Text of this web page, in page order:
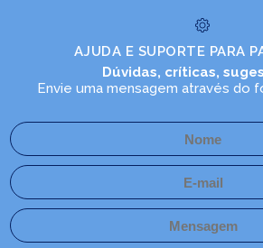
AJUDA E SUPORTE PARA
Dúvidas, críticas,
Envie uma mensagem através do